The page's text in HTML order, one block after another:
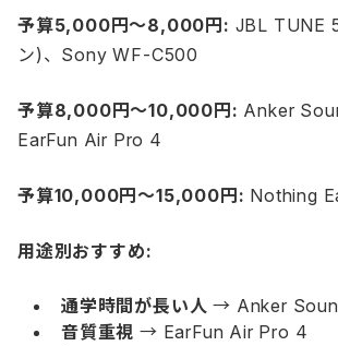
予算5,000円〜8,000円: JBL TUNE
ン)、Sony WF-C500
予算8,000円〜10,000円: Anker
EarFun Air Pro 4
予算10,000円〜15,000円: Nothing
用途別おすすめ:
通学時間が長い人 → Anker
音質重視 → EarFun Air Pro 4